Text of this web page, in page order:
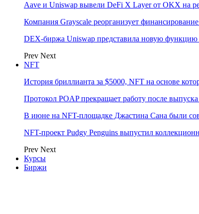
Aave и Uniswap вывели DeFi X Layer от OKX на
Компания Grayscale реорганизует
DEX-биржа Uniswap представила новую функцию
Prev Next
NFT
История бриллианта за $5000, NFT на основе
Протокол POAP прекращает работу после
В июне на NFT-площадке Джастина Сана были
NFT-проект Pudgy Penguins выпустил
Prev Next
Курсы
Биржи